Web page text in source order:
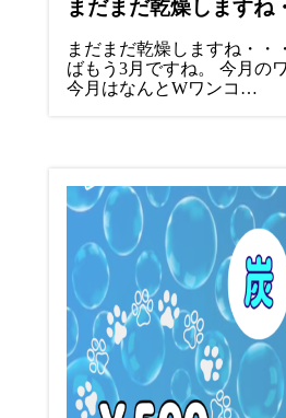
まだまだ乾燥しますね
まだまだ乾燥しますね・・
ばもう3月ですね。 今月の
今月はなんとWワンコ…